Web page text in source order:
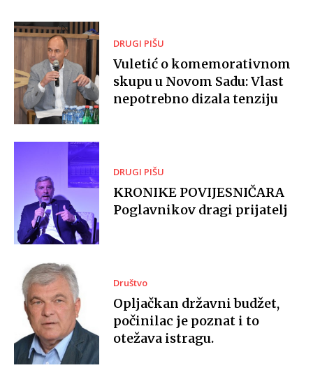
DRUGI PIŠU
Vuletić o komemorativnom
skupu u Novom Sadu: Vlast
nepotrebno dizala tenziju
DRUGI PIŠU
KRONIKE POVIJESNIČARA
Poglavnikov dragi prijatelj
Društvo
Opljačkan državni budžet,
počinilac je poznat i to
otežava istragu.